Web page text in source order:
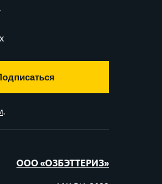
.
ООО «ОЗБЭТТЕРИЗ»